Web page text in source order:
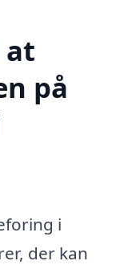
at
på
i
der kan